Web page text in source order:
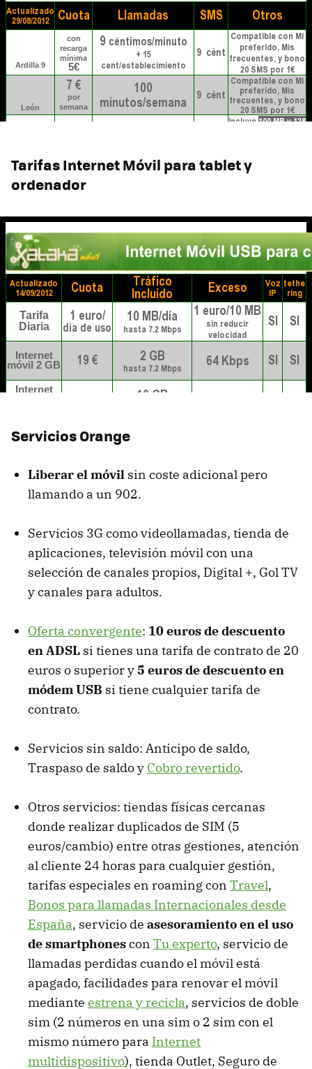
Tarifas Internet Móvil para tablet y
ordenador
Servicios Orange
Liberar el móvil sin coste adicional pero
llamando a un 902.
Servicios 3G como videollamadas, tienda de
aplicaciones, televisión móvil con una
selección de canales propios, Digital +, Gol TV
y canales para adultos.
Oferta convergente: 10 euros de descuento
enADSL si tienes una tarifa de contrato de 20
euros o superior y5 euros de descuento en
módemUSB si tiene cualquier tarifa de
contrato.
Servicios sin saldo: Anticipo de saldo,
Traspaso de saldo y Cobro revertido.
Otros servicios: tiendas físicas cercanas
donde realizar duplicados de SIM (5
euros/cambio) entre otras gestiones, atención
al cliente 24 horas para cualquier gestión,
tarifas especiales en roaming con Travel,
Bonos para llamadas Internacionales desde
España, servicio de asesoramiento en el uso
de smartphonescon Tu experto, servicio de
llamadas perdidas cuando el móvil está
apagado, facilidades para renovar el móvil
mediante estrena y recicla, servicios de doble
sim (2 números en una sim o 2 sim con el
mismo número para Internet
multidispositivo), tienda Outlet, Seguro de